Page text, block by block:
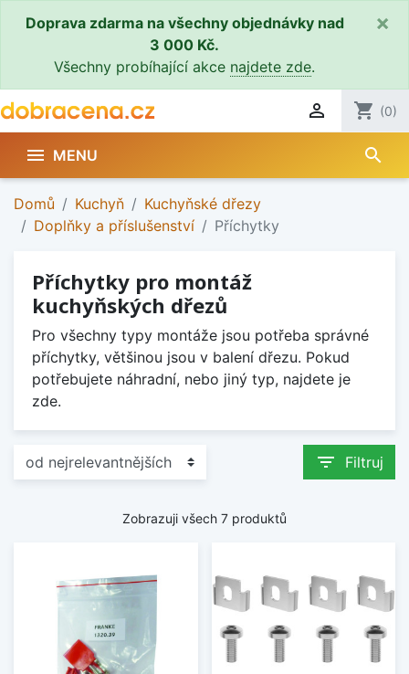
Doprava zdarma na všechny objednávky nad
3 000 Kč.
Všechny probíhající akce najdete zde.
×
 shopping_cart (0)
 MENU search
Domů Kuchyň
Kuchyňské dřezy
Doplňky a příslušenství
Příchytky
Příchytky pro montáž
kuchyňských dřezů
Pro všechny typy montáže jsou potřeba správné
příchytky, většinou jsou v balení dřezu. Pokud
potřebujete náhradní, nebo jiný typ, najdete je
zde.
filter_list Filtruj
Zobrazuji všech 7 produktů